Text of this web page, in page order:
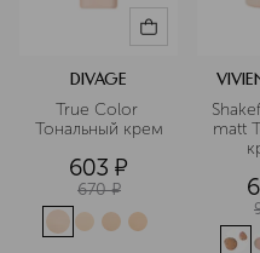
DIVAGE
True Color
Тональный крем
603 ¤
670 ¤
matt